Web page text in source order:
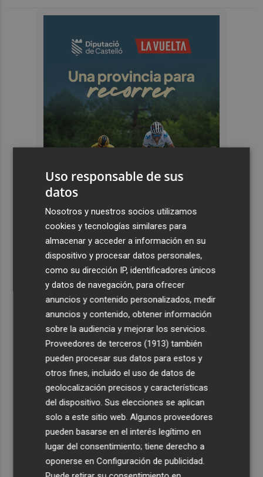
Uso responsable de sus
datos
Nosotros y nuestros socios utilizamos
cookies y tecnologías similares para
almacenar y acceder a información en su
dispositivo y procesar datos personales,
como su dirección IP, identificadores únicos
y datos de navegación, para ofrecer
anuncios y contenido personalizados, medir
anuncios y contenido, obtener información
sobre la audiencia y mejorar los servicios.
Proveedores de terceros (1913) también
pueden procesar sus datos para estos y
otros fines, incluido el uso de datos de
geolocalización precisos y características
del dispositivo. Sus elecciones se aplican
solo a este sitio web. Algunos proveedores
pueden basarse en el interés legítimo en
lugar del consentimiento; tiene derecho a
oponerse enConfiguración de publicidad.